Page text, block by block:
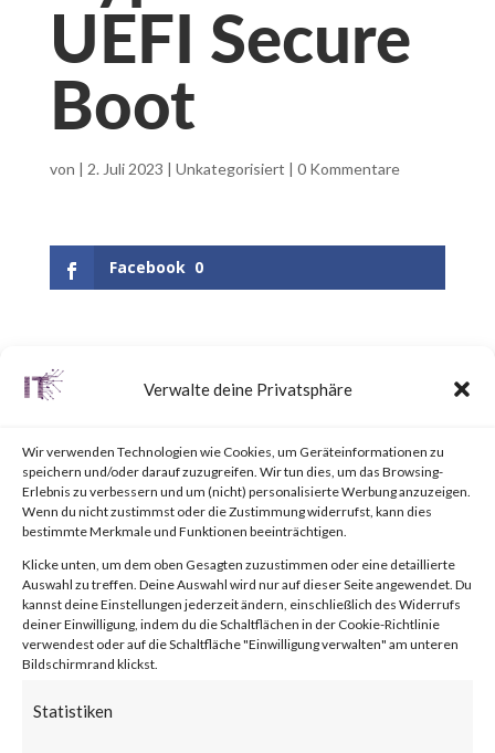
Verwalte deine Privatsphäre
Wir verwenden Technologien wie Cookies, um Geräteinformationen zu
speichern und/oder darauf zuzugreifen. Wir tun dies, um das Browsing-
Erlebnis zu verbessern und um (nicht) personalisierte Werbung anzuzeigen.
Wenn du nicht zustimmst oder die Zustimmung widerrufst, kann dies
bestimmte Merkmale und Funktionen beeinträchtigen.
Klicke unten, um dem oben Gesagten zuzustimmen oder eine detaillierte
Auswahl zu treffen. Deine Auswahl wird nur auf dieser Seite angewendet. Du
kannst deine Einstellungen jederzeit ändern, einschließlich des Widerrufs
deiner Einwilligung, indem du die Schaltflächen in der Cookie-Richtlinie
verwendest oder auf die Schaltfläche "Einwilligung verwalten" am unteren
Bildschirmrand klickst.
Statistiken
UEFI Secure
Boot
von | 2. Juli 2023 | Unkategorisiert | 0 Kommentare
Facebook 0
UPDATE June 25, 2023:
Updated the appendix to
include a link to the “BlackLotus
Mitigation Guide” published by
the National Security Agency
(NSA).Why is this Significant?
This is significant because
BlackLotus malware can bypass